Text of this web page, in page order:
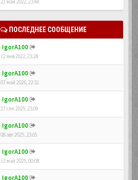
21 май 2022, 23:48
ПОСЛЕДНЕЕ СООБЩЕНИЕ
IgorA100
12 янв 2022, 23:28
IgorA100
07 май 2026, 22:31
IgorA100
27 сен 2025, 23:09
IgorA100
08 авг 2025, 23:05
IgorA100
13 май 2025, 00:08
IgorA100